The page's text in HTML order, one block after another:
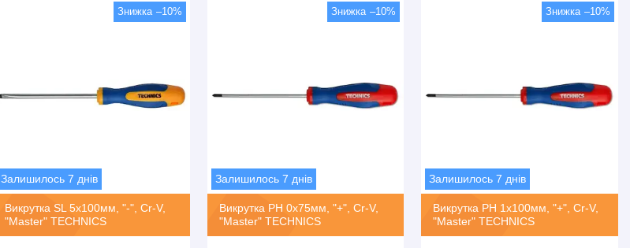
–10%
Залишилось 7 днів
Викрутка SL 5х100мм, "-", Cr-V,
"Master" TECHNICS
–10%
Залишилось 7 днів
Викрутка PH 0х75мм, "+", Cr-V,
"Master" TECHNICS
–10%
Залишилось 7 днів
Викрутка PH 1х100мм, "+", Cr-V,
"Master" TECHNICS